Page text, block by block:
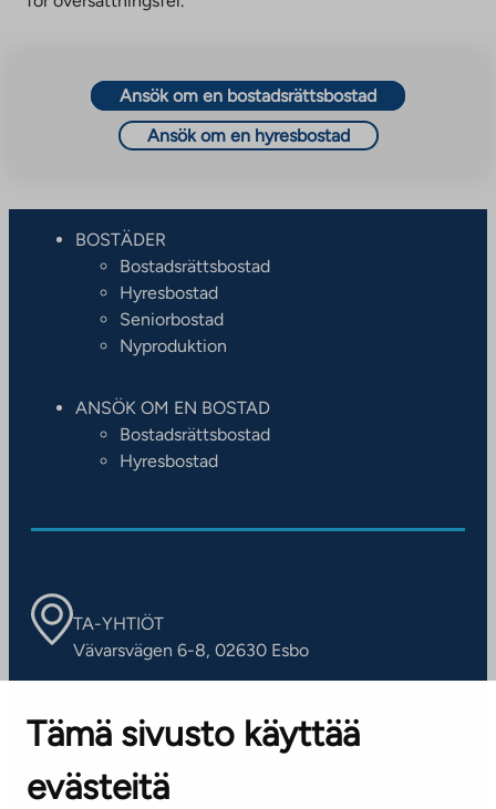
Tämä sivusto käyttää
evästeitä
Ansök om en bostadsrättsbostad
Ansök om en hyresbostad
BOSTÄDER
Bostadsrättsbostad
Hyresbostad
Seniorbostad
Nyproduktion
ANSÖK OM EN BOSTAD
Bostadsrättsbostad
Hyresbostad
TA-YHTIÖT
Vävarsvägen 6-8, 02630 Esbo
Kontaktinformation
KUNDSERVICE